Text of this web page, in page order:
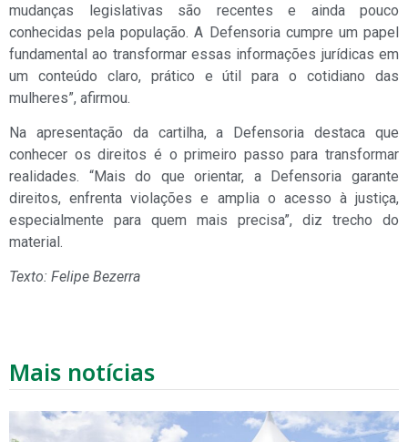
mudanças legislativas são recentes e ainda pouco
conhecidas pela população. A Defensoria cumpre um papel
fundamental ao transformar essas informações jurídicas em
um conteúdo claro, prático e útil para o cotidiano das
mulheres”, afirmou.
Na apresentação da cartilha, a Defensoria destaca que
conhecer os direitos é o primeiro passo para transformar
realidades. “Mais do que orientar, a Defensoria garante
direitos, enfrenta violações e amplia o acesso à justiça,
especialmente para quem mais precisa”, diz trecho do
material.
Texto: Felipe Bezerra
Mais notícias